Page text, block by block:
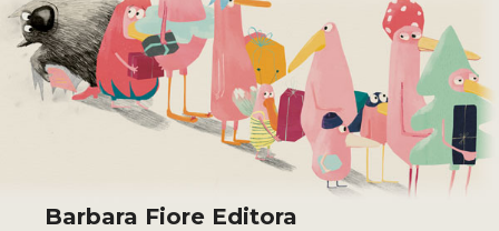
Barbara Fiore Editora